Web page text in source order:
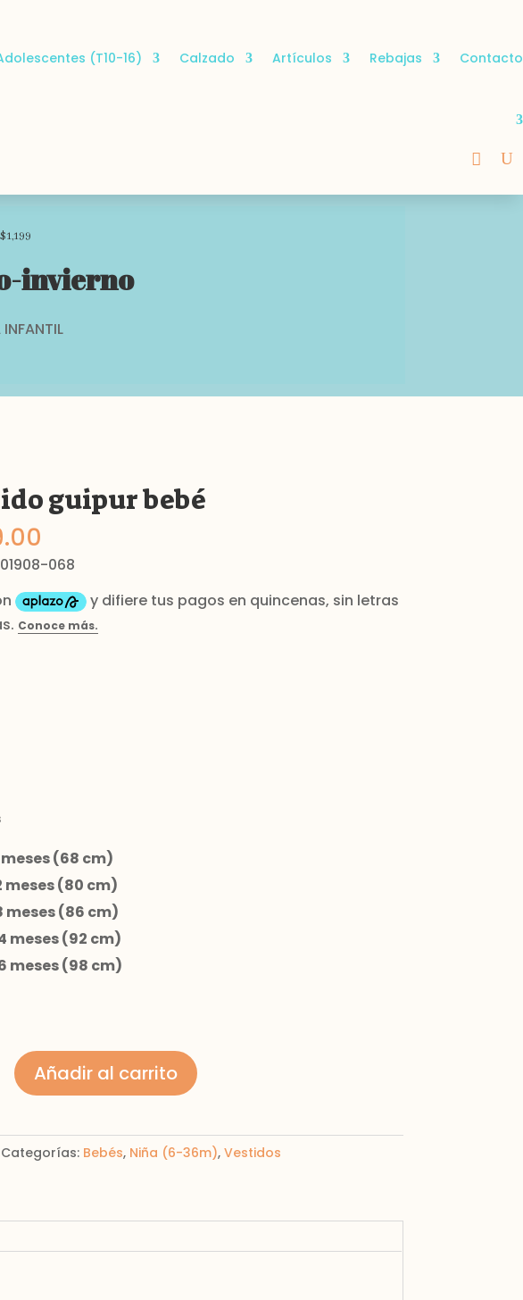
(T10-16) Calzado Artículos Rebajas Contacto
invierno
guipur bebé
068
(68 cm)
meses (80 cm)
meses (86 cm)
meses (92 cm)
meses (98 cm)
Añadir al carrito
Categorías: Bebés, Niña (6-36m), Vestidos